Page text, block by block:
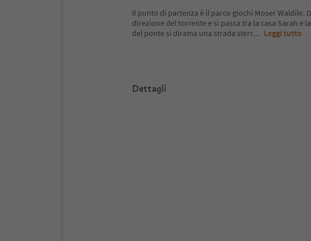
Il punto di partenza è il parco giochi Moser Waldile.
direzione del torrente e si passa tra la casa Sarah e
del ponte si dirama una strada sterr... Leggi tutto
Dettagli